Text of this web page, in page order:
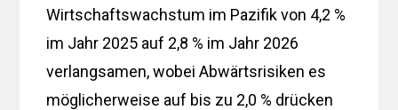
Wirtschaftswachstum im Pazifik von 4,2 %
im Jahr 2025 auf 2,8 % im Jahr 2026
verlangsamen, wobei Abwärtsrisiken es
möglicherweise auf bis zu 2,0 % drücken